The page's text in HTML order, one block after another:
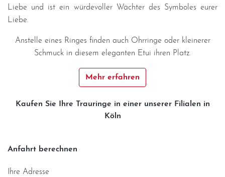
Liebe und ist ein würdevoller Wächter des Symboles eurer
Liebe.
Anstelle eines Ringes finden auch Ohrringe oder kleinerer
Schmuck in diesem eleganten Etui ihren Platz.
Mehr erfahren
Kaufen Sie Ihre Trauringe in einer unserer Filialen in
Köln
Anfahrt berechnen
Ihre Adresse